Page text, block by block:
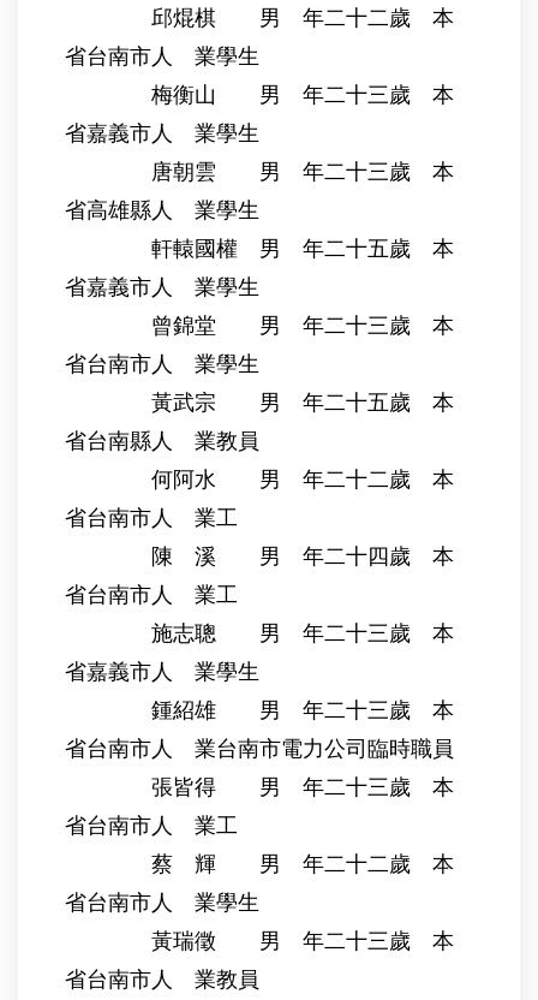
邱焜棋 男 年二十二歲 本
省台南市人 業學生
梅衡山 男 年二十三歲 本
省嘉義市人 業學生
唐朝雲 男 年二十三歲 本
省高雄縣人 業學生
軒轅國權 男 年二十五歲 本
省嘉義市人 業學生
曾錦堂 男 年二十三歲 本
省台南市人 業學生
黃武宗 男 年二十五歲 本
省台南縣人 業教員
何阿水 男 年二十二歲 本
省台南市人 業工
陳 溪 男 年二十四歲 本
省台南市人 業工
施志聰 男 年二十三歲 本
省嘉義市人 業學生
鍾紹雄 男 年二十三歲 本
省台南市人 業台南市電力公司臨時職員
張皆得 男 年二十三歲 本
省台南市人 業工
蔡 輝 男 年二十二歲 本
省台南市人 業學生
黃瑞徵 男 年二十三歲 本
省台南市人 業教員